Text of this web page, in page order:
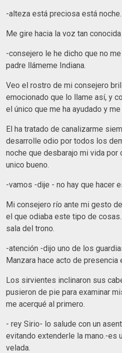
-alteza está preciosa está noche.
Me gire hacia la voz tan
-consejero le he dicho que no
padre llámeme Indiana.
Veo el rostro de mi consejero
emocionado que lo llame así, y
el único que me ha ayudado y
El ha tratado de canalizarme
desarrolle odio por todos los
noche que desbarajo mi vida
unico bueno.
-vamos -dije - no hay que hacer
Mi consejero río ante mi gesto
el que odiaba este tipo de
sala del trono.
-atención -dijo uno de los
Manzara hace acto de presencia
Los sirvientes inclinaron sus
pusieron de pie para examinar
me acerqué al primero.
- rey Sirio- lo salude con un
evitando extenderle la mano.-es
velada.